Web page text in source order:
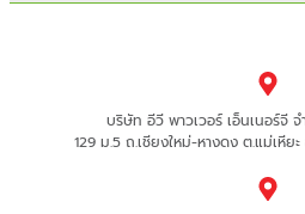
บริษัท อีวี พาวเวอร์ เอ็นเนอร์จี
129 ม.5 ถ.เชียงใหม่-หางดง ต.แม่เหีย